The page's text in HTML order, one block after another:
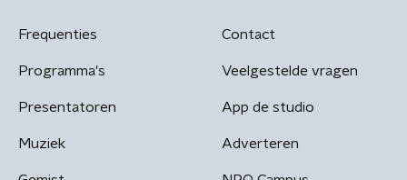
Frequenties
Programma's
Presentatoren
Muziek
Contact
Veelgestelde vragen
App de studio
Adverteren